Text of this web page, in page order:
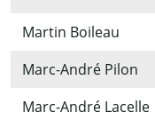
Martin Boileau
Marc-André Pilon
Marc-André Lacelle